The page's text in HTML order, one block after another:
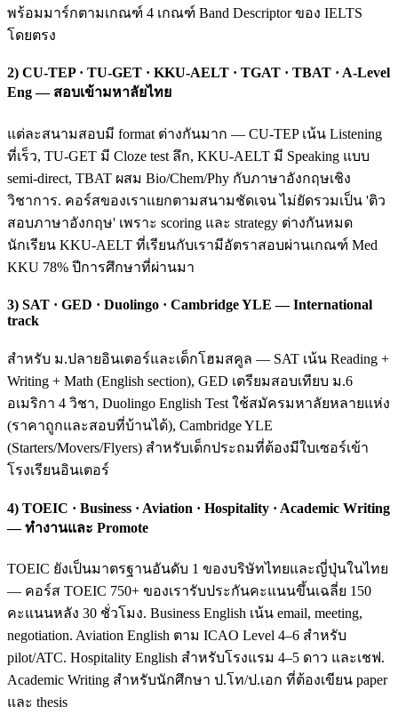
พร้อมมาร์กตามเกณฑ์ 4 เกณฑ์ Band Descriptor ของ IELTS
โดยตรง
2) CU-TEP · TU-GET · KKU-AELT · TGAT · TBAT · A-Level
Eng — สอบเข้ามหาลัยไทย
แต่ละสนามสอบมี format ต่างกันมาก — CU-TEP เน้น Listening
ที่เร็ว, TU-GET มี Cloze test ลึก, KKU-AELT มี Speaking แบบ
semi-direct, TBAT ผสม Bio/Chem/Phy กับภาษาอังกฤษเชิง
วิชาการ. คอร์สของเราแยกตามสนามชัดเจน ไม่ยัดรวมเป็น 'ติว
สอบภาษาอังกฤษ' เพราะ scoring และ strategy ต่างกันหมด
นักเรียน KKU-AELT ที่เรียนกับเรามีอัตราสอบผ่านเกณฑ์ Med
KKU 78% ปีการศึกษาที่ผ่านมา
3) SAT · GED · Duolingo · Cambridge YLE — International
track
สำหรับ ม.ปลายอินเตอร์และเด็กโฮมสคูล — SAT เน้น Reading +
Writing + Math (English section), GED เตรียมสอบเทียบ ม.6
อเมริกา 4 วิชา, Duolingo English Test ใช้สมัครมหาลัยหลายแห่ง
(ราคาถูกและสอบที่บ้านได้), Cambridge YLE
(Starters/Movers/Flyers) สำหรับเด็กประถมที่ต้องมีใบเซอร์เข้า
โรงเรียนอินเตอร์
4) TOEIC · Business · Aviation · Hospitality · Academic Writing
— ทำงานและ Promote
TOEIC ยังเป็นมาตรฐานอันดับ 1 ของบริษัทไทยและญี่ปุ่นในไทย
— คอร์ส TOEIC 750+ ของเรารับประกันคะแนนขึ้นเฉลี่ย 150
คะแนนหลัง 30 ชั่วโมง. Business English เน้น email, meeting,
negotiation. Aviation English ตาม ICAO Level 4–6 สำหรับ
pilot/ATC. Hospitality English สำหรับโรงแรม 4–5 ดาว และเชฟ.
Academic Writing สำหรับนักศึกษา ป.โท/ป.เอก ที่ต้องเขียน paper
และ thesis